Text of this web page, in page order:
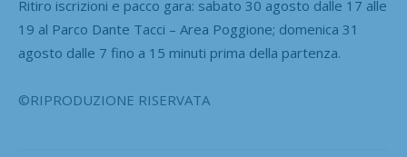
Ritiro iscrizioni e pacco gara: sabato 30 agosto dalle 17 alle
19 al Parco Dante Tacci – Area Poggione; domenica 31
agosto dalle 7 fino a 15 minuti prima della partenza.
©RIPRODUZIONE RISERVATA